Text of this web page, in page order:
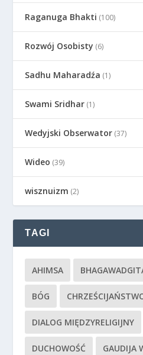
Raganuga Bhakti (100)
Rozwój Osobisty (6)
Sadhu Maharadźa (1)
Swami Sridhar (1)
Wedyjski Obserwator (37)
Wideo (39)
wisznuizm (2)
TAGI
AHIMSA
BÓG
DIALOG MIĘDZYRELIGIJNY
DUCHOWOŚĆ GAUDIJA